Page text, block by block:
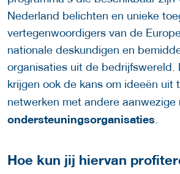
Nederland belichten en unieke
vertegenwoordigers van de
nationale deskundigen en
organisaties uit de bedrijfswereld.
krijgen ook de kans om ideeën uit
netwerken met andere aanwezige
ondersteuningsorganisaties
Hoe kun jij hiervan